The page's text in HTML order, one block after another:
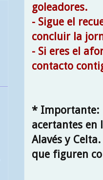
goleadores.
- Sigue el
concluir la
- Si eres el
contacto
* Importante:
acertantes en
Alavés y
que figuren